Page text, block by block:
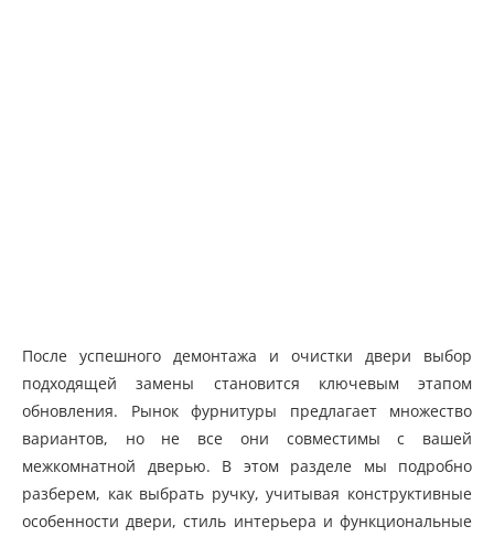
После успешного демонтажа и очистки двери выбор
подходящей замены становится ключевым этапом
обновления. Рынок фурнитуры предлагает множество
вариантов, но не все они совместимы с вашей
межкомнатной дверью. В этом разделе мы подробно
разберем, как выбрать ручку, учитывая конструктивные
особенности двери, стиль интерьера и функциональные